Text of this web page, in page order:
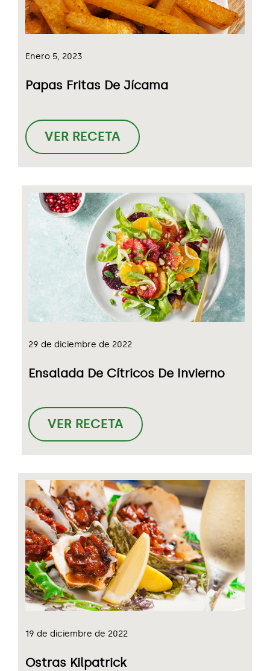
Enero 5, 2023
Papas Fritas De Jícama
VER RECETA
29 de diciembre de 2022
Ensalada De Cítricos De Invierno
VER RECETA
19 de diciembre de 2022
Ostras Kilpatrick